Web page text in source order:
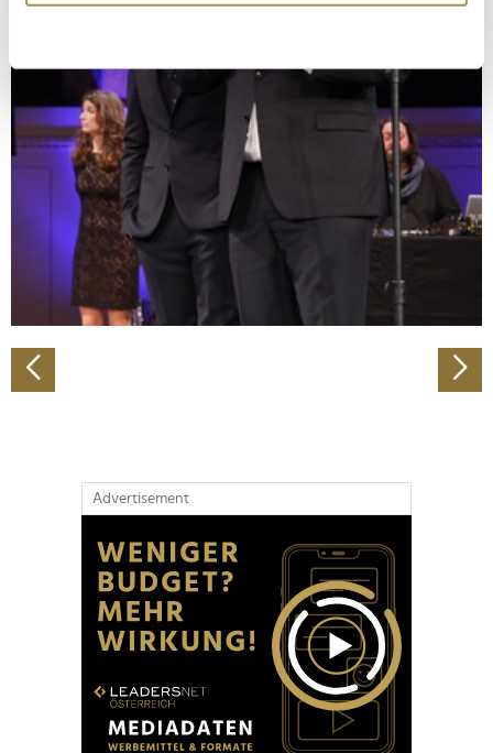
erfassen, welche bis auf einige Meter genau sein
bestimmten Merkmalen (Fingerprinting) identifizieren
Erfahren Sie mehr darüber, wie Ihre persönlichen Daten
verarbeitet werden, und legen Sie Ihre Präferenzen im
Abschnitt Einzelheiten
fest.
Wir verwenden Cookies, um Inhalte und Anzeigen zu
personalisieren, Funktionen für soziale Medien anbieten
zu können und die Zugriffe auf unsere Website zu
analysieren. Außerdem geben wir Informationen zu Ihrer
Verwendung unserer Website an unsere Partner für
soziale Medien, Werbung und Analysen weiter. Unsere
Partner führen diese Informationen möglicherweise mit
Advertisement